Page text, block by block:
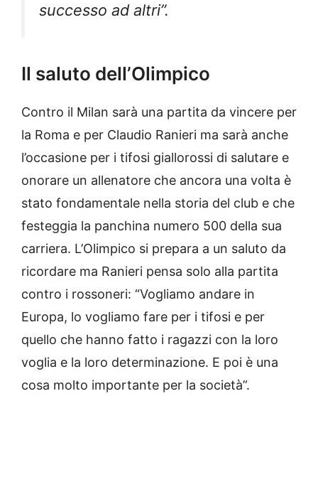
successo ad altri”.
Il saluto dell’Olimpico
Contro il Milan sarà una partita da vincere per
la Roma e per Claudio Ranieri ma sarà anche
l’occasione per i tifosi giallorossi di salutare e
onorare un allenatore che ancora una volta è
stato fondamentale nella storia del club e che
festeggia la panchina numero 500 della sua
carriera. L’Olimpico si prepara a un saluto da
ricordare ma Ranieri pensa solo alla partita
contro i rossoneri: “Vogliamo andare in
Europa, lo vogliamo fare per i tifosi e per
quello che hanno fatto i ragazzi con la loro
voglia e la loro determinazione. E poi è una
cosa molto importante per la società”.